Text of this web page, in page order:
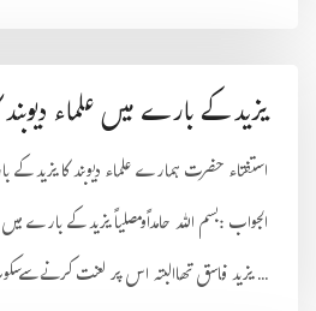
یزید کے بارے میں علماء
استفتاء حضرت ہمارے علماء دیوبند کا یزید
الجواب :بسم اللہ حامداًومصلیاً یزید کے بارے
یزید فاسق تھاالبتہ اس پر لعنت کرنےسےسکوت کیا جائے۔ ...